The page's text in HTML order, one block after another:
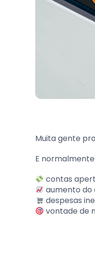
Muita gente
E
contas
aumento do
despesas
vontade de